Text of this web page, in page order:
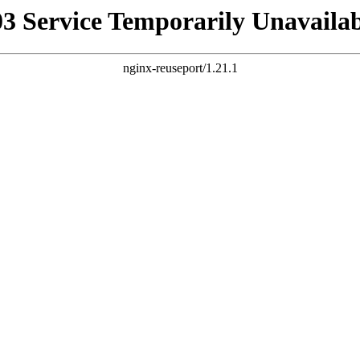
Service Temporarily
nginx-reuseport/1.21.1